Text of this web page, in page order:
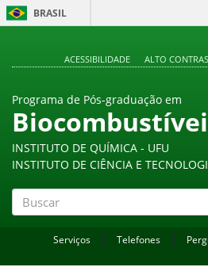
BRASIL
ACESSIBILIDADE
ALTO
Programa de Pós-graduação em
INSTITUTO DE QUÍMICA - UFU
INSTITUTO DE CIÊNCIA E
Serviços Telefones